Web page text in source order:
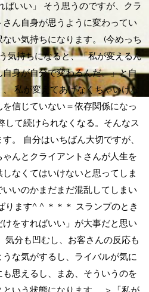
ばいい」 そう思うのですが、クラ
ん自身が思うように変わってい
い気持ちになります。 (今めっち
気持ちになると、「私が変えるん
身が自分で変わるんだ。」と自
私が変えてあげなくちゃいけな
信じていない＝依存関係になっ
して続けられなくなる。そんなス
。 自分はいちばん大切ですが、
んとクライアントさんが人生を
なくてはいけないと思ってしま
いのかまだまだ混乱してしまい
ります^ ^ ＊＊＊ スランプのとき
をすればいい」が大事だと思い
気分も凹むし、お客さんの反応も
な気がするし、ライバルが気に
思えるし、まあ、そういうのを